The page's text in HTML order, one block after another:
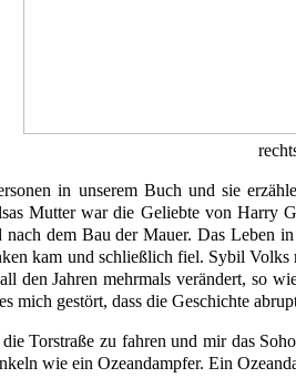
in unserem Buch und sie
Mutter war die Geliebte von
nach dem Bau der Mauer. Das Leben
kam und schließlich fiel. Sybil
den Jahren mehrmals verändert, so
mich gestört, dass die Geschichte
Torstraße zu fahren und mir das
wie ein Ozeandampfer. Ein